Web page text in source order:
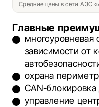
Средние цены в сети АЗС
Главные
многоуровневая
зависимости от
охрана
CAN-блокировка
управление